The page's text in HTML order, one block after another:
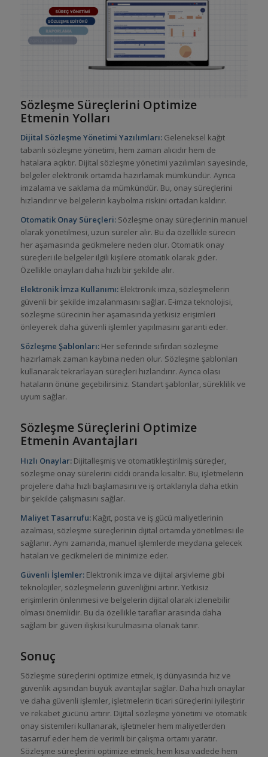
Sözleşme Süreçlerini Optimize
Etmenin Yolları
Dijital Sözleşme Yönetimi Yazılımları:Geleneksel kağıt
tabanlı sözleşme yönetimi, hem zaman alıcıdır hem de
hatalara açıktır. Dijital sözleşme yönetimi yazılımları sayesinde,
belgeler elektronik ortamda hazırlamak mümkündür. Ayrıca
imzalama ve saklama da mümkündür. Bu, onay süreçlerini
hızlandırır ve belgelerin kaybolma riskini ortadan kaldırır.
Otomatik Onay Süreçleri:Sözleşme onay süreçlerinin manuel
olarak yönetilmesi, uzun süreler alır. Bu da özellikle sürecin
her aşamasında gecikmelere neden olur. Otomatik onay
süreçleri ile belgeler ilgili kişilere otomatik olarak gider.
Özellikle onayları daha hızlı bir şekilde alır.
Elektronik İmza Kullanımı:Elektronik imza, sözleşmelerin
güvenli bir şekilde imzalanmasını sağlar. E-imza teknolojisi,
sözleşme sürecinin her aşamasında yetkisiz erişimleri
önleyerek daha güvenli işlemler yapılmasını garanti eder.
Sözleşme Şablonları:Her seferinde sıfırdan sözleşme
hazırlamak zaman kaybına neden olur. Sözleşme şablonları
kullanarak tekrarlayan süreçleri hızlandırır. Ayrıca olası
hataların önüne geçebilirsiniz. Standart şablonlar, süreklilik ve
uyum sağlar.
Sözleşme Süreçlerini Optimize
Etmenin Avantajları
Hızlı Onaylar:Dijitalleşmiş ve otomatikleştirilmiş süreçler,
sözleşme onay sürelerini ciddi oranda kısaltır. Bu, işletmelerin
projelere daha hızlı başlamasını ve iş ortaklarıyla daha etkin
bir şekilde çalışmasını sağlar.
Maliyet Tasarrufu:Kağıt, posta ve iş gücü maliyetlerinin
azalması, sözleşme süreçlerinin dijital ortamda yönetilmesi ile
sağlanır. Aynı zamanda, manuel işlemlerde meydana gelecek
hataları ve gecikmeleri de minimize eder.
Güvenli İşlemler:Elektronik imza ve dijital arşivleme gibi
teknolojiler, sözleşmelerin güvenliğini artırır. Yetkisiz
erişimlerin önlenmesi ve belgelerin dijital olarak izlenebilir
olması önemlidir. Bu da özellikle taraflar arasında daha
sağlam bir güven ilişkisi kurulmasına olanak tanır.
Sonuç
Sözleşme süreçlerini optimize etmek, iş dünyasında hız ve
güvenlik açısından büyük avantajlar sağlar. Daha hızlı onaylar
ve daha güvenli işlemler, işletmelerin ticari süreçlerini iyileştirir
ve rekabet gücünü artırır. Dijital sözleşme yönetimi ve otomatik
onay sistemleri kullanarak, işletmeler hem maliyetlerden
tasarruf eder hem de verimli bir çalışma ortamı yaratır.
Sözleşme süreçlerini optimize etmek, hem kısa vadede hem